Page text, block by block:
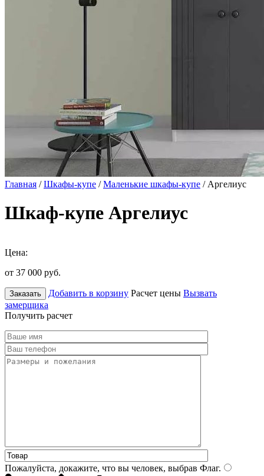
Главная /Шкафы-купе /Маленькие шкафы-купе / Аргелиус
Шкаф-купе Аргелиус
Цена:
от 37 000 руб.
Заказать Добавить в корзину Расчет цены Вызвать
замерщика
Получить расчет
Пожалуйста, докажите, что вы человек, выбрав Флаг.